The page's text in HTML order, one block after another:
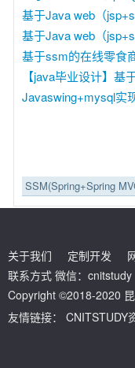
基于Java web（
基于Java web（
基于ssm的在线零食
【java毕业设计】
Javaswing+mysql实
SSM(Spring+Spring
关于我们 定制开发
联系方式 微信：
Copyright ©2018-2020
友情链接：
CNITSTUDY